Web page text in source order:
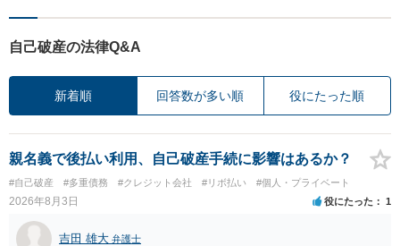
自己破産の法律Q&A
新着順 回答数が多い順 役にたった順
親名義で後払い利用、自己破産手続に影響はあるか？
#自己破産 #多重債務 #クレジット会社 #リボ払い #個人・プライベート
2026年8月3日 役にたった 1
吉田 雄大 弁護士